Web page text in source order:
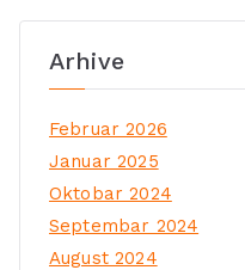
Arhive
Februar 2026
Januar 2025
Oktobar 2024
Septembar 2024
August 2024